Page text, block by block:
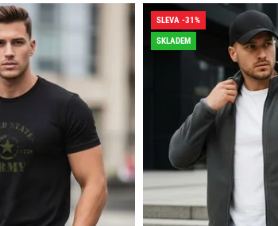
SLEVA -31%
SKLADEM